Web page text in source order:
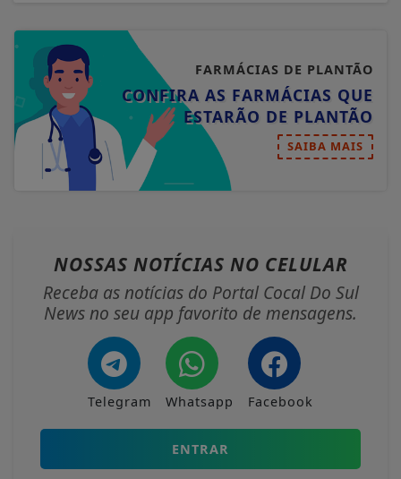
FARMÁCIAS DE PLANTÃO
CONFIRA AS FARMÁCIAS QUE
ESTARÃO DE PLANTÃO
SAIBA MAIS
NOSSAS NOTÍCIAS NO CELULAR
Receba as notícias do Portal Cocal Do Sul
News no seu app favorito de mensagens.
Telegram Whatsapp Facebook
ENTRAR